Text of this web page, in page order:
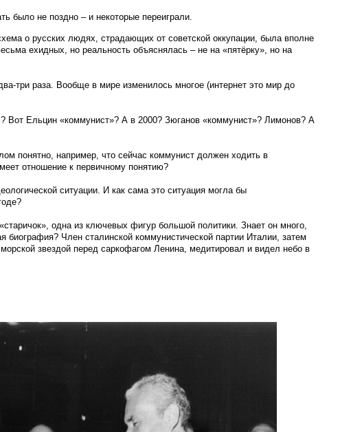
было не поздно – и некоторые переиграли.
о русских людях, страдающих от советской оккупации, была вполне
ехидных, но реальность объяснялась – не на «пятёрку», но на
три раза. Вообще в мире изменилось многое (интернет это мир до
Вот Ельцин «коммунист»? А в 2000? Зюганов «коммунист»? Лимонов? А
понятно, например, что сейчас коммунист должен ходить в
отношение к первичному понятию?
ситуации. И как сама это ситуация могла бы
одна из ключевых фигур большой политики. Знает он много,
Член сталинской коммунистической партии Италии, затем
звездой перед саркофагом Ленина, медитировал и видел небо в